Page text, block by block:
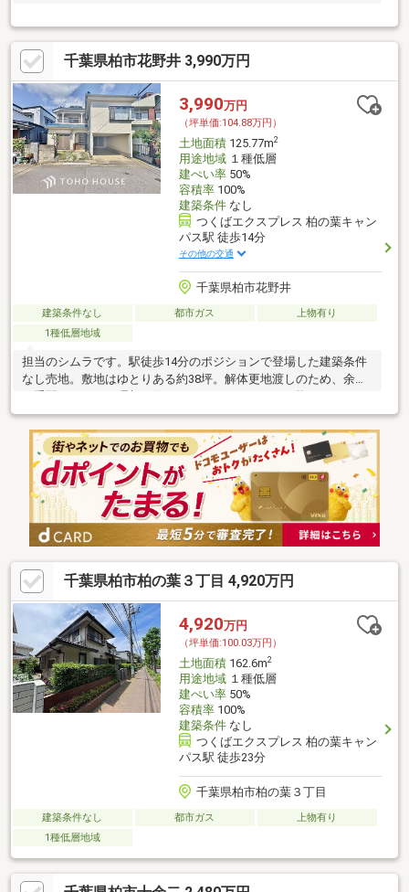
千葉県柏市花野井 3,990万円
3,990万円
（坪単価:104.88万円）
土地面積125.77m2
用途地域１種低層
建ぺい率50%
容積率100%
建築条件なし
つくばエクスプレス 柏の葉キャン
パス駅 徒歩14分
その他の交通
千葉県柏市花野井
建築条件なし 都市ガス
上物有り
1種低層地域
担当のシムラです。駅徒歩14分のポジションで登場した建築条件
なし売地。敷地はゆとりある約38坪。解体更地渡しのため、余計
千葉県柏市柏の葉３丁目 4,920万円
4,920万円
（坪単価:100.03万円）
土地面積162.6m2
用途地域１種低層
建ぺい率50%
容積率100%
建築条件なし
つくばエクスプレス 柏の葉キャン
パス駅 徒歩23分
千葉県柏市柏の葉３丁目
建築条件なし 都市ガス
上物有り
1種低層地域